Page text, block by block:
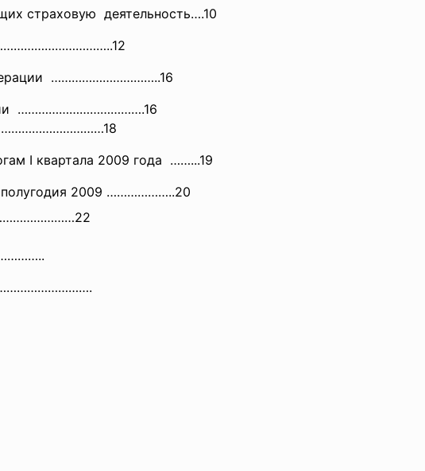
страховую деятельность….10
…………………………..16
……………………………….16
I квартала 2009 года ……...19
полугодия 2009 ………………..20